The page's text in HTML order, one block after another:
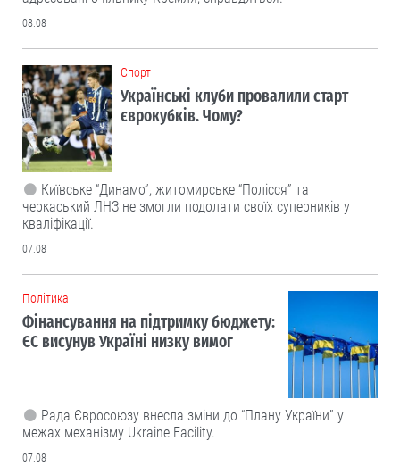
08.08
Cпорт
Українські клуби провалили старт
єврокубків. Чому?
Київське “Динамо”, житомирське “Полісся” та
черкаський ЛНЗ не змогли подолати своїх суперників у
кваліфікації.
07.08
Політика
Фінансування на підтримку бюджету:
ЄС висунув Україні низку вимог
Рада Євросоюзу внесла зміни до “Плану України” у
межах механізму Ukraine Facility.
07.08